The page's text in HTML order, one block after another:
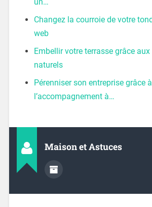
Changez la courroie de votre
web
Embellir votre terrasse grâce
naturels
Pérenniser son entreprise grâce à
l’accompagnement à…
Maison et Astuces